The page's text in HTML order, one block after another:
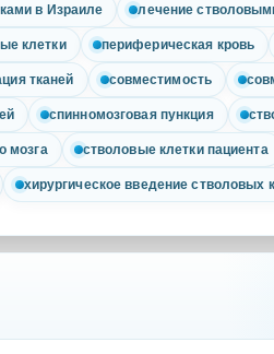
в Израиле лечение
клетки периферическая кровь
тканей совместимость
спинномозговая пункция
мозга стволовые клетки пациента
хирургическое введение стволовых